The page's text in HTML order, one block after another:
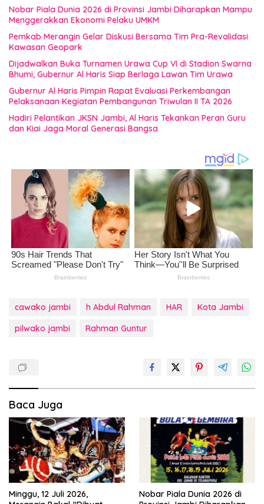
Nobar Piala Dunia 2026 di Provinsi Jambi Diharapkan Mampu
Menggerakkan Ekonomi Pelaku UMKM
Pemkab Merangin Gelar Diskusi Bersama Tim Pra-Revalidasi
Kawasan Geopark
Dijadwalkan Buka Turnamen Urawa Cup VI di Stadion Swarna
Bhumi, Gubernur Al Haris Siap Berlaga Lawan Tim Urawa
Gubernur Al Haris Pimpin Rapat Evaluasi Perkembangan
Pelaksanaan Kegiatan Pembangunan Triwulan II TA 2026
Hadiri Pelantikan JKSN Jambi, Al Haris Tekankan Peran Guru
dan Kiai Jaga Moral Generasi Bangsa
cawako jambi h Abdul Rahman HAR
Kota Jambi
pilwako jambi
Rahman Guntur
Baca Juga
Minggu, 12 Juli 2026,
Nobar Piala Dunia 2026 di